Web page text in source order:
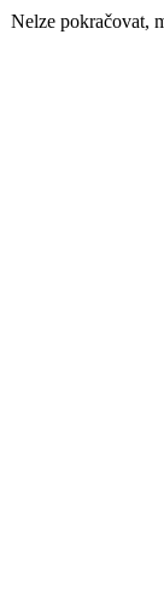
Nelze pokračovat,